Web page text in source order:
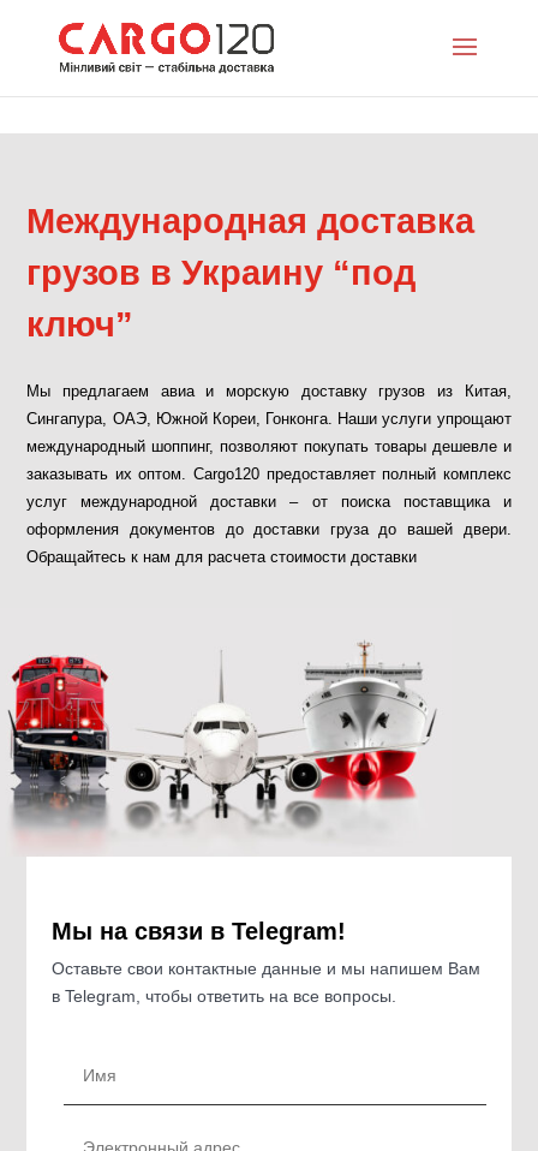
Международная доставка
грузов в Украину “под
ключ”
Мы предлагаем авиа и морскую доставку грузов из Китая,
Сингапура, ОАЭ, Южной Кореи, Гонконга. Наши услуги упрощают
международный шоппинг, позволяют покупать товары дешевле и
заказывать их оптом. Cargo120 предоставляет полный комплекс
услуг международной доставки – от поиска поставщика и
оформления документов до доставки груза до вашей двери.
Обращайтесь к нам для расчета стоимости доставки
Мы на связи в Telegram!
Оставьте свои контактные данные и мы напишем Вам
в Telegram, чтобы ответить на все вопросы.